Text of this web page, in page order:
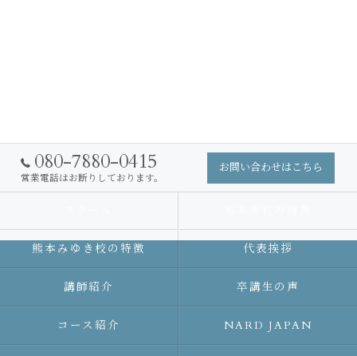
080-7880-0415
営業電話はお断りしております。
お問い合わせはこちら
熊本みゆき校の特徴 代表挨拶
講師紹介 卒講生の声
コース紹介 NARD JAPAN